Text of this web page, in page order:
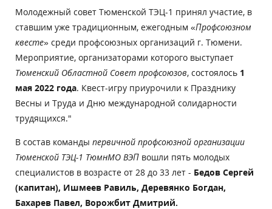
Молодежный совет Тюменской ТЭЦ-1 принял участие, в
ставшим уже традиционным, ежегодным «Профсоюзном
квесте» среди профсоюзных организаций г. Тюмени.
Мероприятие, организаторами которого выступает
Тюменский Областной Совет профсоюзов, состоялось 1
мая 2022 года. Квест-игру приурочили к Празднику
Весны и Труда и Дню международной солидарности
трудящихся."
В состав команды первичной профсоюзной организации
Тюменской ТЭЦ-1 ТюмнМО ВЭП вошли пять молодых
специалистов в возрасте от 28 до 33 лет - Бедов Сергей
(капитан), Ишмеев Равиль, Деревянко Богдан,
Бахарев Павел, Ворожбит Дмитрий.